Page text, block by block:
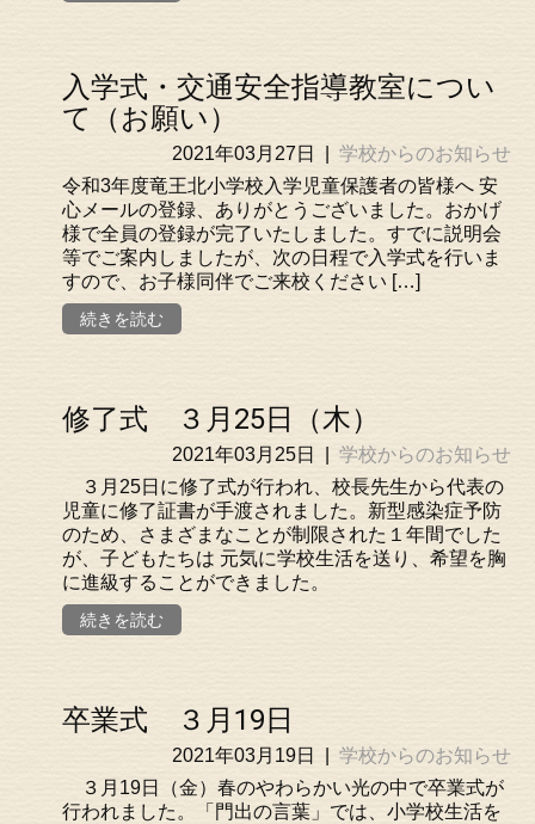
入学式・交通安全指導教室につい
て（お願い）
2021年03月27日
学校からのお知らせ
令和3年度竜王北小学校入学児童保護者の皆様へ 安
心メールの登録、ありがとうございました。おかげ
様で全員の登録が完了いたしました。すでに説明会
等でご案内しましたが、次の日程で入学式を行いま
すので、お子様同伴でご来校ください […]
続きを読む
修了式 ３月25日（木）
2021年03月25日
学校からのお知らせ
３月25日に修了式が行われ、校長先生から代表の
児童に修了証書が手渡されました。新型感染症予防
のため、さまざまなことが制限された１年間でした
が、子どもたちは 元気に学校生活を送り、希望を胸
に進級することができました。
続きを読む
卒業式 ３月19日
2021年03月19日
学校からのお知らせ
３月19日（金）春のやわらかい光の中で卒業式が
行われました。「門出の言葉」では、小学校生活を